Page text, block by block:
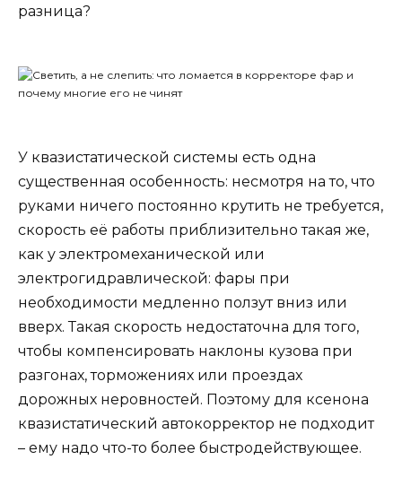
разница?
У квазистатической системы есть одна
существенная особенность: несмотря на то, что
руками ничего постоянно крутить не требуется,
скорость её работы приблизительно такая же,
как у электромеханической или
электрогидравлической: фары при
необходимости медленно ползут вниз или
вверх. Такая скорость недостаточна для того,
чтобы компенсировать наклоны кузова при
разгонах, торможениях или проездах
дорожных неровностей. Поэтому для ксенона
квазистатический автокорректор не подходит
– ему надо что-то более быстродействующее.